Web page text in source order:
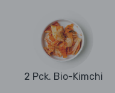
2 Pck. Bio-Kimchi